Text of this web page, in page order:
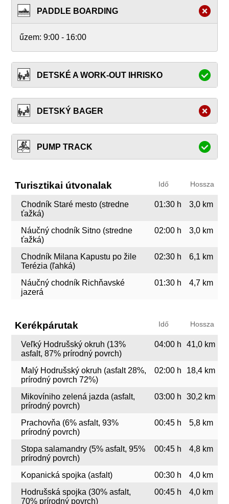
PADDLE BOARDING
űzem: 9:00 - 16:00
DETSKÉ A WORK-OUT IHRISKO
DETSKÝ BAGER
PUMP TRACK
Turisztikai útvonalak Idő Hossza
Chodník Staré mesto (stredne
ťažká)
01:30 h 3,0 km
Náučný chodník Sitno (stredne
ťažká)
02:00 h 3,0 km
Chodník Milana Kapustu po žile
Terézia (ľahká)
02:30 h 6,1 km
Náučný chodník Richňavské
jazerá
01:30 h 4,7 km
Kerékpárutak Idő Hossza
Veľký Hodrušský okruh (13%
asfalt, 87% prírodný povrch)
04:00 h 41,0 km
Malý Hodrušský okruh (asfalt 28%,
prírodný povrch 72%)
02:00 h 18,4 km
Mikovíniho zelená jazda (asfalt,
prírodný povrch)
03:00 h 30,2 km
Prachovňa (6% asfalt, 93%
prírodný povrch)
00:45 h 5,8 km
Stopa salamandry (5% asfalt, 95%
prírodný povrch)
00:45 h 4,8 km
Kopanická spojka (asfalt) 00:30 h
4,0 km
Hodrušská spojka (30% asfalt,
70% prírodný povrch)
00:45 h 4,0 km